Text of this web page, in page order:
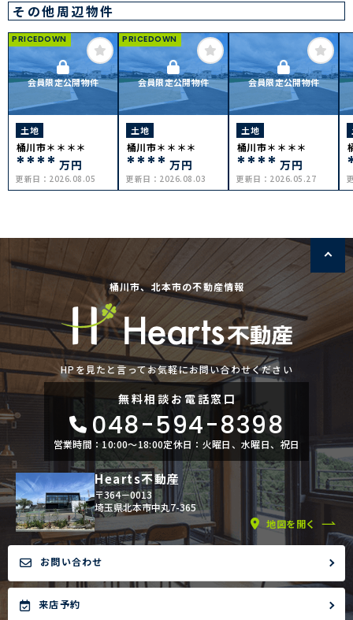
その他周辺物件
会員限定公開物件
PRICEDOWN
土地
桶川市＊＊＊＊
**** 万円
更新日： 2026.08.05
会員限定公開物件
PRICEDOWN
土地
桶川市＊＊＊＊
**** 万円
更新日： 2026.08.03
会員限定公開物件
土地
桶川市＊＊＊＊
**** 万円
更新日： 2026.05.27
桶川市、北本市の不動産情報
HPを見たと言ってお気軽にお問い合わせください
無料相談お電話窓口
048-594-8398
営業時間：10:00〜18:00定休日：火曜日、水曜日、祝日
Hearts不動産
〒364－0013
埼玉県北本市中丸7-365
地図を開く
お問い合わせ
来店予約